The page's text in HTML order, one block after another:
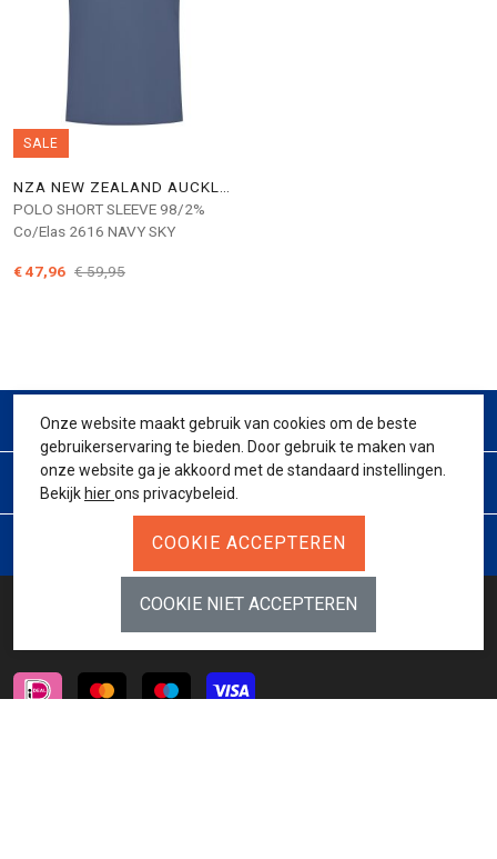
SALE
POLO SHORT SLEEVE 98/2%
Co/Elas 2616 NAVY SKY
€ 47,96 € 59,95
CONTACT
KLANTENSERVICE
Onze website maakt gebruik van cookies om de beste
gebruikerservaring te bieden. Door gebruik te maken van
onze website ga je akkoord met de standaard instellingen.
Bekijk hierons privacybeleid.